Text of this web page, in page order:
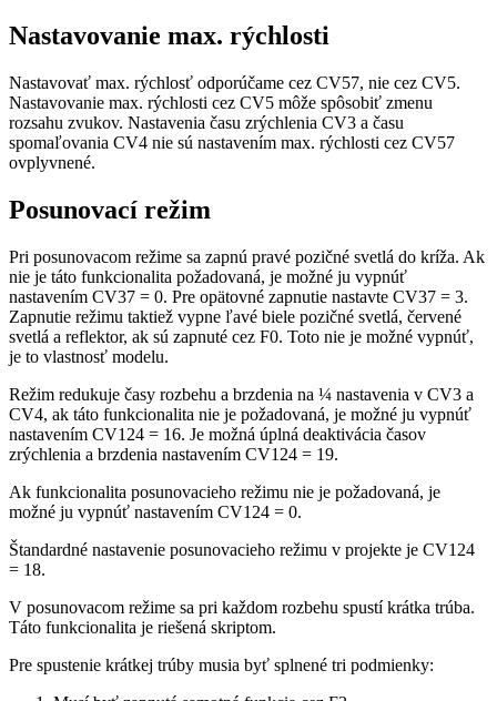
Nastavovanie max. rýchlosti
Nastavovať max. rýchlosť odporúčame cez CV57, nie cez CV5.
Nastavovanie max. rýchlosti cez CV5 môže spôsobiť zmenu
rozsahu zvukov. Nastavenia času zrýchlenia CV3 a času
spomaľovania CV4 nie sú nastavením max. rýchlosti cez CV57
ovplyvnené.
Posunovací režim
Pri posunovacom režime sa zapnú pravé pozičné svetlá do kríža. Ak
nie je táto funkcionalita požadovaná, je možné ju vypnúť
nastavením CV37 = 0. Pre opätovné zapnutie nastavte CV37 = 3.
Zapnutie režimu taktiež vypne ľavé biele pozičné svetlá, červené
svetlá a reflektor, ak sú zapnuté cez F0. Toto nie je možné vypnúť,
je to vlastnosť modelu.
Režim redukuje časy rozbehu a brzdenia na ¼ nastavenia v CV3 a
CV4, ak táto funkcionalita nie je požadovaná, je možné ju vypnúť
nastavením CV124 = 16. Je možná úplná deaktivácia časov
zrýchlenia a brzdenia nastavením CV124 = 19.
Ak funkcionalita posunovacieho režimu nie je požadovaná, je
možné ju vypnúť nastavením CV124 = 0.
Štandardné nastavenie posunovacieho režimu v projekte je CV124
= 18.
V posunovacom režime sa pri každom rozbehu spustí krátka trúba.
Táto funkcionalita je riešená skriptom.
Pre spustenie krátkej trúby musia byť splnené tri podmienky: